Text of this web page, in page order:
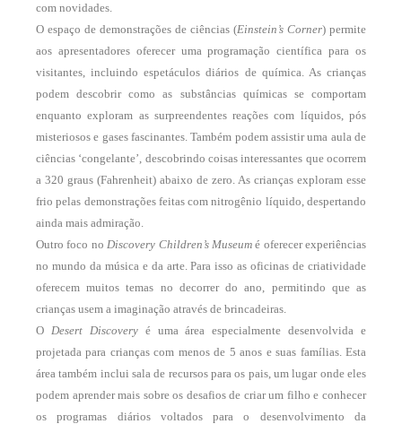
com novidades.
O espaço de demonstrações de ciências (Einstein’s Corner) permite
aos apresentadores oferecer uma programação científica para os
visitantes, incluindo espetáculos diários de química. As crianças
podem descobrir como as substâncias químicas se comportam
enquanto exploram as surpreendentes reações com líquidos, pós
misteriosos e gases fascinantes. Também podem assistir uma aula de
ciências ‘congelante’, descobrindo coisas interessantes que ocorrem
a 320 graus (Fahrenheit) abaixo de zero. As crianças exploram esse
frio pelas demonstrações feitas com nitrogênio líquido, despertando
ainda mais admiração.
Outro foco noDiscovery Children’s Museumé oferecer experiências
no mundo da música e da arte. Para isso as oficinas de criatividade
oferecem muitos temas no decorrer do ano, permitindo que as
crianças usem a imaginação através de brincadeiras.
O Desert Discoveryé uma área especialmente desenvolvida e
projetada para crianças com menos de 5 anos e suas famílias. Esta
área também inclui sala de recursos para os pais, um lugar onde eles
podem aprender mais sobre os desafios de criar um filho e conhecer
os programas diários voltados para o desenvolvimento da